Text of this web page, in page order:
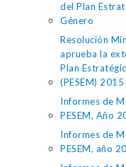
del Plan
Género
Resolución
aprueba la
Plan
(PESEM)
Informes de
PESEM, Año
Informes de
PESEM, año